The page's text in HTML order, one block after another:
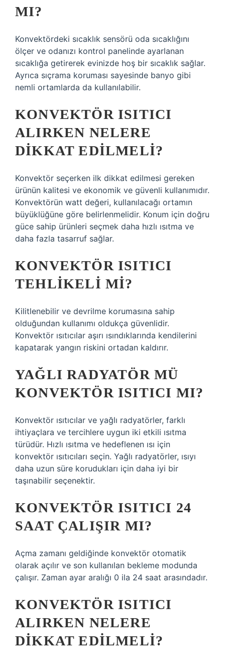
MI?
Konvektördeki sıcaklık sensörü oda sıcaklığını
ölçer ve odanızı kontrol panelinde ayarlanan
sıcaklığa getirerek evinizde hoş bir sıcaklık sağlar.
Ayrıca sıçrama koruması sayesinde banyo gibi
nemli ortamlarda da kullanılabilir.
KONVEKTÖR ISITICI
ALIRKEN NELERE
DIKKAT EDILMELI?
Konvektör seçerken ilk dikkat edilmesi gereken
ürünün kalitesi ve ekonomik ve güvenli kullanımıdır.
Konvektörün watt değeri, kullanılacağı ortamın
büyüklüğüne göre belirlenmelidir. Konum için doğru
güce sahip ürünleri seçmek daha hızlı ısıtma ve
daha fazla tasarruf sağlar.
KONVEKTÖR ISITICI
TEHLIKELI MI?
Kilitlenebilir ve devrilme korumasına sahip
olduğundan kullanımı oldukça güvenlidir.
Konvektör ısıtıcılar aşırı ısındıklarında kendilerini
kapatarak yangın riskini ortadan kaldırır.
YAĞLI RADYATÖR MÜ
KONVEKTÖR ISITICI MI?
Konvektör ısıtıcılar ve yağlı radyatörler, farklı
ihtiyaçlara ve tercihlere uygun iki etkili ısıtma
türüdür. Hızlı ısıtma ve hedeflenen ısı için
konvektör ısıtıcıları seçin. Yağlı radyatörler, ısıyı
daha uzun süre korudukları için daha iyi bir
taşınabilir seçenektir.
KONVEKTÖR ISITICI 24
SAAT ÇALIŞIR MI?
Açma zamanı geldiğinde konvektör otomatik
olarak açılır ve son kullanılan bekleme modunda
çalışır. Zaman ayar aralığı 0 ila 24 saat arasındadır.
KONVEKTÖR ISITICI
ALIRKEN NELERE
DIKKAT EDILMELI?